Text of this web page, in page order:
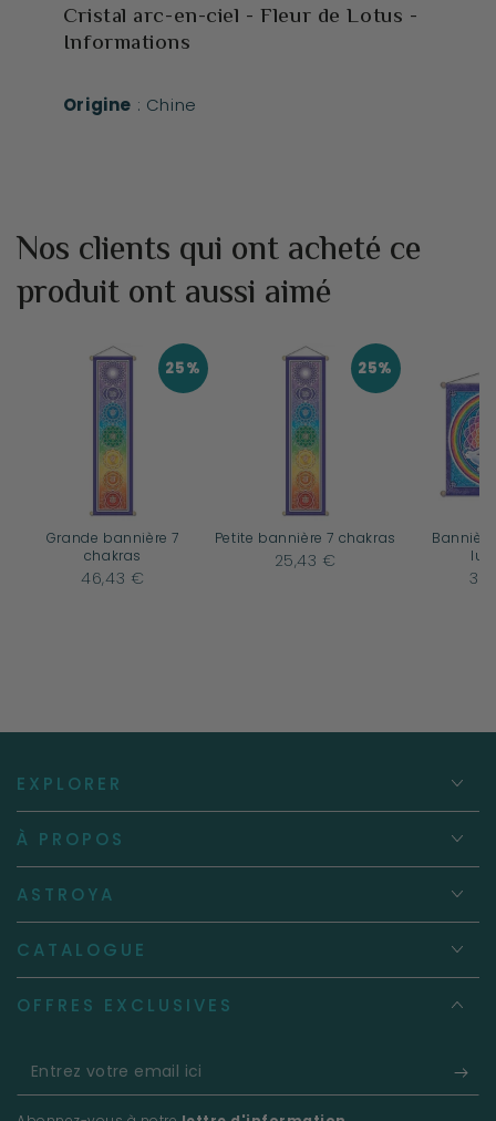
Cristal arc-en-ciel - Fleur de Lotus -
Informations
Origine : Chine
Nos clients qui ont acheté ce
produit ont aussi aimé
25%
Grande bannière 7
chakras
46,43 €
25%
Petite bannière 7 chakras
25,43 €
EXPLORER
À PROPOS
ASTROYA
CATALOGUE
OFFRES EXCLUSIVES
Entrez
votre